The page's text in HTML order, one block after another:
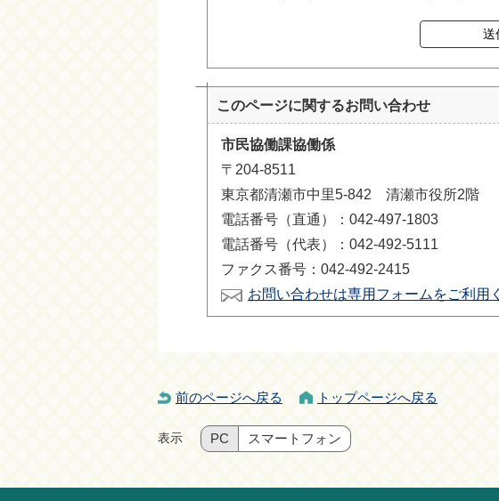
送
このページに関するお問い合わせ
市民協働課協働係
〒204-8511
東京都清瀬市中里5-842 清瀬市役所2階
電話番号（直通）：042-497-1803
電話番号（代表）：042-492-5111
ファクス番号：042-492-2415
お問い合わせは専用フォームをご利用
前のページへ戻る トップページへ戻る
表示 PC スマートフォン